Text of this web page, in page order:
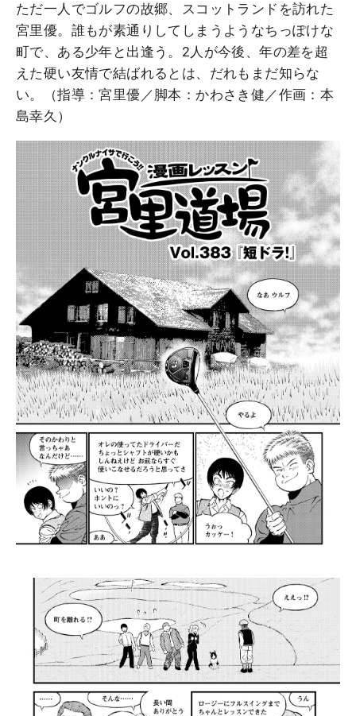
ただ一人でゴルフの故郷、スコットランドを訪れた
宮里優。誰もが素通りしてしまうようなちっぽけな
町で、ある少年と出逢う。2人が今後、年の差を超
えた硬い友情で結ばれるとは、だれもまだ知らな
い。（指導：宮里優／脚本：かわさき健／作画：本
島幸久）